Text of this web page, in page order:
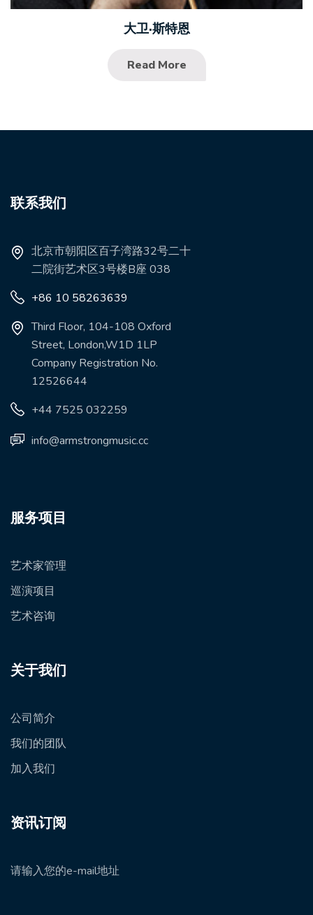
大卫·斯特恩
Read More
联系我们
北京市朝阳区百子湾路32号二十
二院街艺术区3号楼B座 038
+86 10 58263639
Third Floor, 104-108 Oxford
Street, London,W1D 1LP
Company Registration No.
12526644
+44 7525 032259
info@armstrongmusic.cc
服务项目
艺术家管理
巡演项目
艺术咨询
关于我们
公司简介
我们的团队
加入我们
资讯订阅
请输入您的e-mail地址